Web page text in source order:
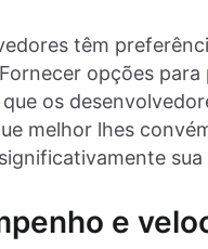
têm
opções para
os
melhor lhes
sua
e